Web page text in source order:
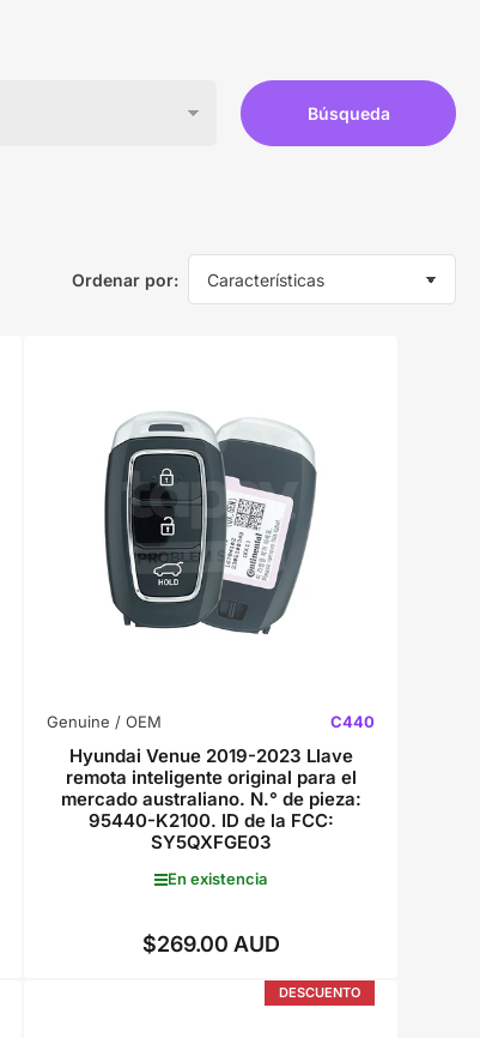
Búsqueda
Ordenar por:
Genuine / OEM C440
Hyundai Venue 2019-2023 Llave
remota inteligente original para el
mercado australiano. N.° de pieza:
95440-K2100. ID de la FCC:
SY5QXFGE03
En existencia
Precio
$269.00 AUD
DESCUENTO